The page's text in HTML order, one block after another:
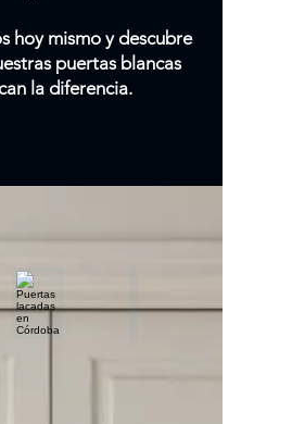
hoy mismo y descubre
puertas blancas
la diferencia.